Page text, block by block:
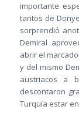
importante
tantos de
sorprendió
Demiral
abrir el
y del mismo
austriacos a
descontaron
Turquía estar